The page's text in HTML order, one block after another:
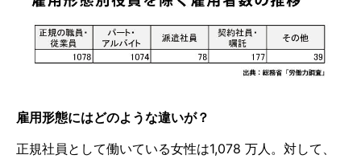
雇用形態にはどのような違いが？
正規社員として働いている女性は1,078 万人。対して、